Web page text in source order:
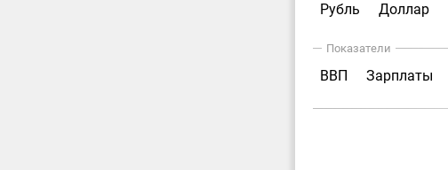
Рубль Доллар
Показатели
ВВП Зарплаты